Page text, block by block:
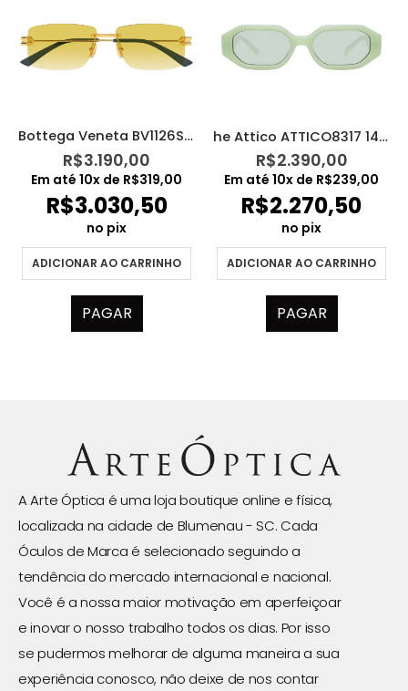
Bottega Veneta BV1126S 006
R$3.190,00
Em até 10x de R$319,00
R$3.030,50
no pix
ADICIONAR AO CARRINHO
PAGAR
he Attico ATTICO8317 14C6 Irene
R$2.390,00
Em até 10x de R$239,00
R$2.270,50
no pix
ADICIONAR AO CARRINHO
PAGAR
A Arte Óptica é uma loja boutique online e física,
localizada na cidade de Blumenau - SC. Cada
Óculos de Marca é selecionado seguindo a
tendência do mercado internacional e nacional.
Você é a nossa maior motivação em aperfeiçoar
e inovar o nosso trabalho todos os dias. Por isso
se pudermos melhorar de alguma maneira a sua
experiência conosco, não deixe de nos contar